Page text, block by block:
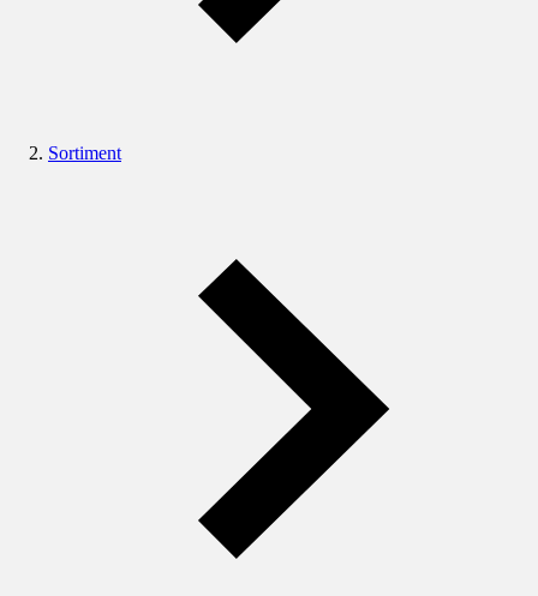
Sortiment